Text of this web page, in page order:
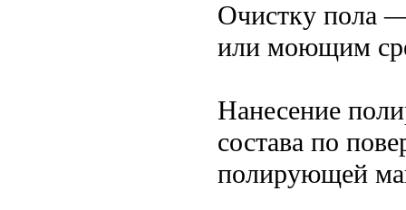
Очистку пола
или моющим
Нанесение
состава по
полирующей